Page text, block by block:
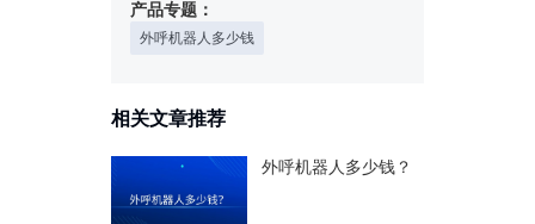
产品专题：
外呼机器人多少钱
相关文章推荐
外呼机器人多少钱？